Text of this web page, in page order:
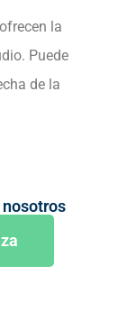
la
Puede
de la